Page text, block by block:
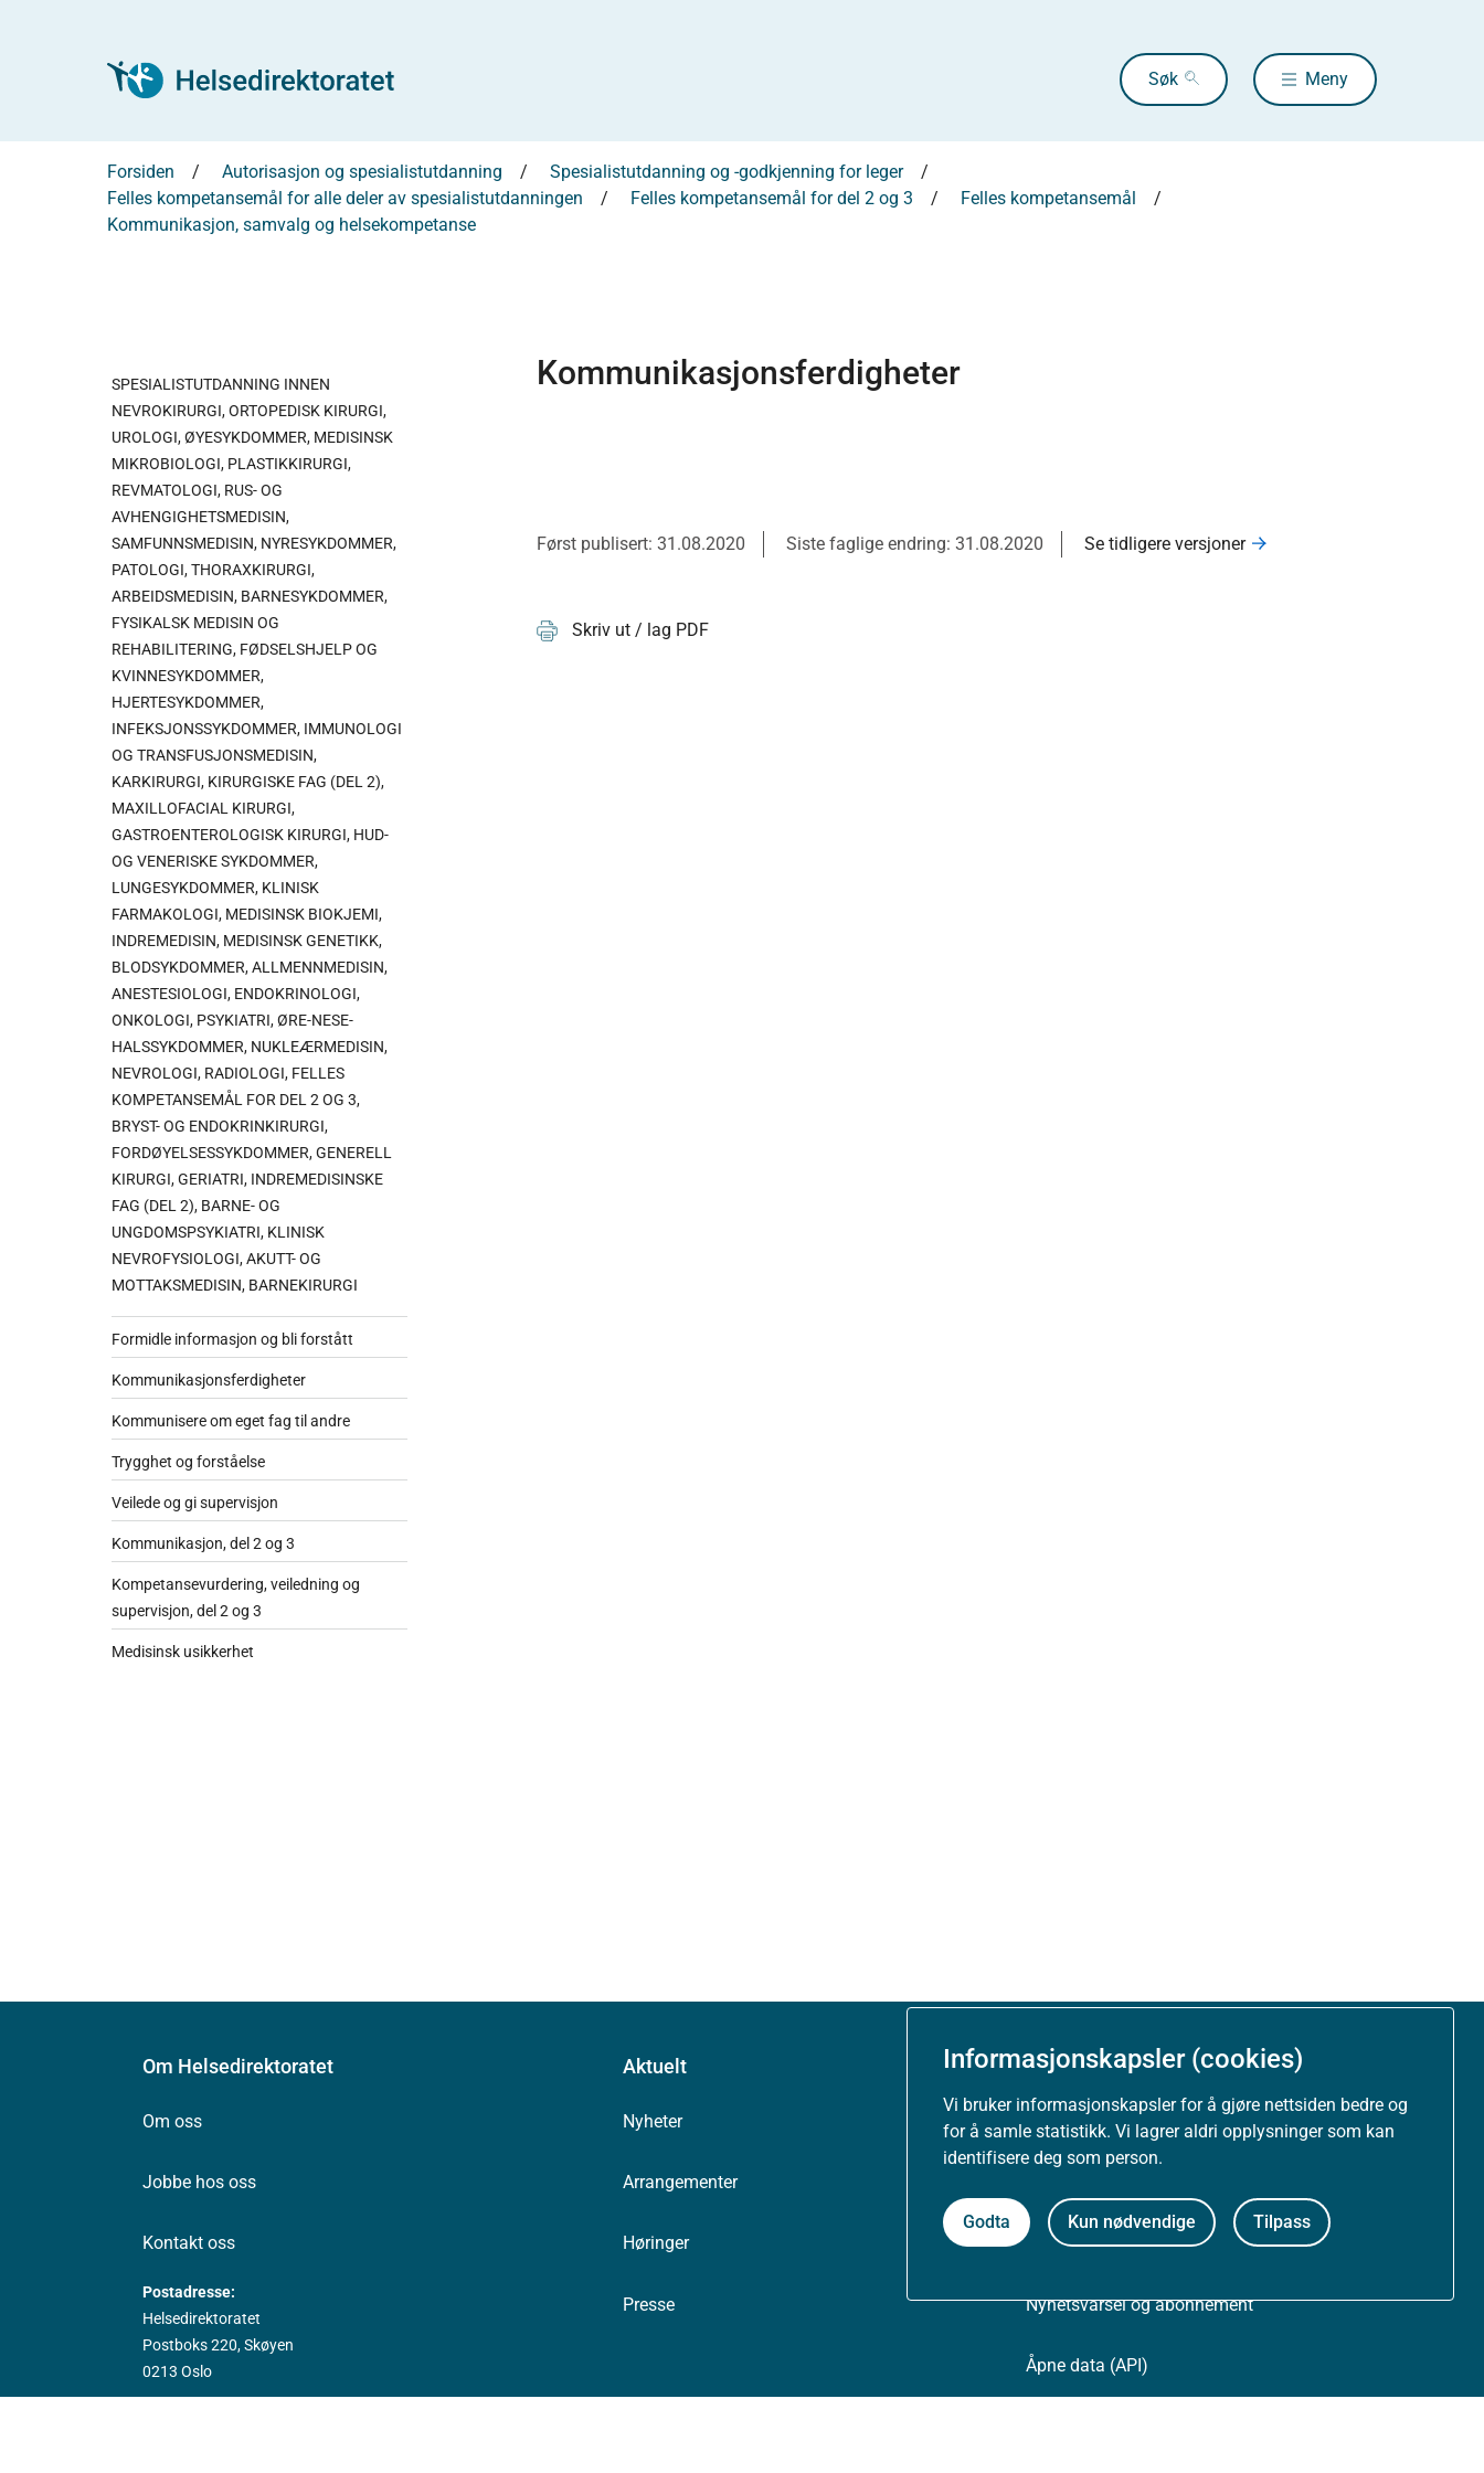
Informasjonskapsler (cookies)
Vi bruker informasjonskapsler for å gjøre nettsiden bedre og
for å samle statistikk. Vi lagrer aldri opplysninger som kan
identifisere deg som person.
Godta Kun nødvendige Tilpass
Søk Meny
Forsiden Autorisasjon og spesialistutdanning
Spesialistutdanning og -godkjenning for leger
Felles kompetansemål for alle deler av spesialistutdanningen
Felles kompetansemål for del 2 og 3
Felles kompetansemål
Kommunikasjon, samvalg og helsekompetanse
SPESIALISTUTDANNING INNEN
NEVROKIRURGI, ORTOPEDISK KIRURGI,
UROLOGI, ØYESYKDOMMER, MEDISINSK
MIKROBIOLOGI, PLASTIKKIRURGI,
REVMATOLOGI, RUS- OG
AVHENGIGHETSMEDISIN,
SAMFUNNSMEDISIN, NYRESYKDOMMER,
PATOLOGI, THORAXKIRURGI,
ARBEIDSMEDISIN, BARNESYKDOMMER,
FYSIKALSK MEDISIN OG
REHABILITERING, FØDSELSHJELP OG
KVINNESYKDOMMER,
HJERTESYKDOMMER,
INFEKSJONSSYKDOMMER, IMMUNOLOGI
OG TRANSFUSJONSMEDISIN,
KARKIRURGI, KIRURGISKE FAG (DEL 2),
MAXILLOFACIAL KIRURGI,
GASTROENTEROLOGISK KIRURGI, HUD-
OG VENERISKE SYKDOMMER,
LUNGESYKDOMMER, KLINISK
FARMAKOLOGI, MEDISINSK BIOKJEMI,
INDREMEDISIN, MEDISINSK GENETIKK,
BLODSYKDOMMER, ALLMENNMEDISIN,
ANESTESIOLOGI, ENDOKRINOLOGI,
ONKOLOGI, PSYKIATRI, ØRE-NESE-
HALSSYKDOMMER, NUKLEÆRMEDISIN,
NEVROLOGI, RADIOLOGI, FELLES
KOMPETANSEMÅL FOR DEL 2 OG 3,
BRYST- OG ENDOKRINKIRURGI,
FORDØYELSESSYKDOMMER, GENERELL
KIRURGI, GERIATRI, INDREMEDISINSKE
FAG (DEL 2), BARNE- OG
UNGDOMSPSYKIATRI, KLINISK
NEVROFYSIOLOGI, AKUTT- OG
MOTTAKSMEDISIN, BARNEKIRURGI
Formidle informasjon og bli forstått
Kommunikasjonsferdigheter
Kommunisere om eget fag til andre
Trygghet og forståelse
Veilede og gi supervisjon
Kommunikasjon, del 2 og 3
Kompetansevurdering, veiledning og
supervisjon, del 2 og 3
Medisinsk usikkerhet
Kommunikasjonsferdigheter
Først publisert: 31.08.2020 Siste faglige endring: 31.08.2020 Se tidligere versjoner
Skriv ut / lag PDF
Om Helsedirektoratet
Om oss
Jobbe hos oss
Kontakt oss
Postadresse:
Helsedirektoratet
Postboks 220, Skøyen
0213 Oslo
Aktuelt
Nyheter
Arrangementer
Høringer
Presse
Om nettstedet
Personvernerklæring
Besøksstatistikk og informasjonskapsler
Nyhetsvarsel og abonnement
Åpne data (API)